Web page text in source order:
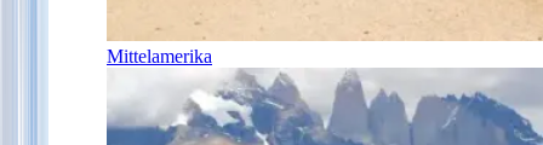
Mittelamerika